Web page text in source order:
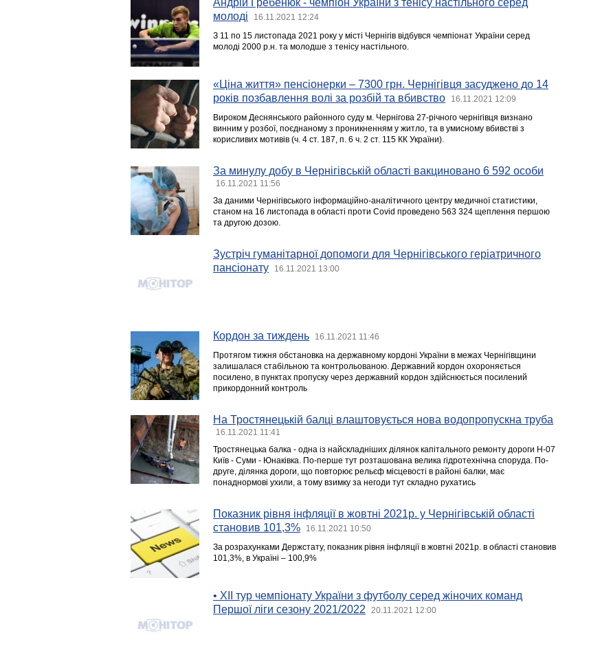
Андрій Гребенюк - чемпіон України з тенісу настільного серед
молоді
16.11.2021 12:24
З 11 по 15 листопада 2021 року у місті Чернігів відбувся чемпіонат України серед
молоді 2000 р.н. та молодше з тенісу настільного.
«Ціна життя» пенсіонерки – 7300 грн. Чернігівця засуджено до 14
років позбавлення волі за розбій та вбивство
16.11.2021 12:09
Вироком Деснянського районного суду м. Чернігова 27-річного чернігівця визнано
винним у розбої, поєднаному з проникненням у житло, та в умисному вбивстві з
корисливих мотивів (ч. 4 ст. 187, п. 6 ч. 2 ст. 115 КК України).
За минулу добу в Чернігівській області вакциновано 6 592 особи
16.11.2021 11:56
За даними Чернігівського інформаційно-аналітичного центру медичної статистики,
станом на 16 листопада в області проти Covid проведено 563 324 щеплення першою
та другою дозою.
Зустріч гуманітарної допомоги для Чернігівського геріатричного
пансіонату
16.11.2021 13:00
Кордон за тиждень 16.11.2021 11:46
Протягом тижня обстановка на державному кордоні України в межах Чернігівщини
залишалася стабільною та контрольованою. Державний кордон охороняється
посилено, в пунктах пропуску через державний кордон здійснюється посилений
прикордонний контроль
На Тростянецькій балці влаштовується нова водопропускна труба
16.11.2021 11:41
Тростянецька балка - одна із найскладніших ділянок капітального ремонту дороги Н-07
Київ - Суми - Юнаківка. По-перше тут розташована велика гідротехнічна споруда. По-
друге, ділянка дороги, що повторює рельєф місцевості в районі балки, має
понаднормові ухили, а тому взимку за негоди тут складно рухатись
Показник рівня інфляції в жовтні 2021р. у Чернігівській області
становив 101,3%
16.11.2021 10:50
За розрахунками Держстату, показник рівня інфляції в жовтні 2021р. в області становив
101,3%, в Україні – 100,9%
• XII тур чемпіонату України з футболу серед жіночих команд
Першої ліги сезону 2021/2022
20.11.2021 12:00